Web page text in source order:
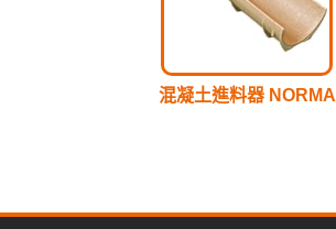
混凝土進料器 NORMA